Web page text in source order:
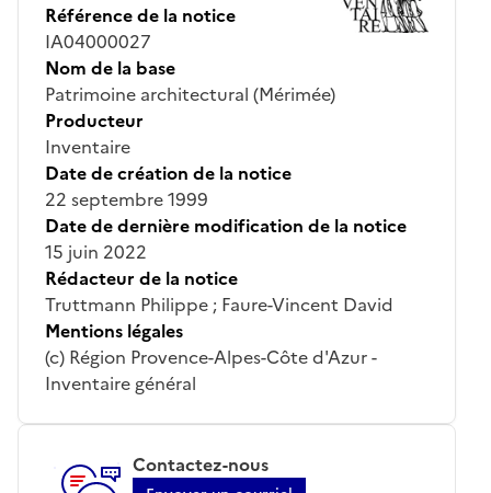
Référence de la notice
IA04000027
Nom de la base
Patrimoine architectural (Mérimée)
Producteur
Inventaire
Date de création de la notice
22 septembre 1999
Date de dernière modification de la notice
15 juin 2022
Rédacteur de la notice
Truttmann Philippe ; Faure-Vincent David
Mentions légales
(c) Région Provence-Alpes-Côte d'Azur -
Inventaire général
Contactez-nous